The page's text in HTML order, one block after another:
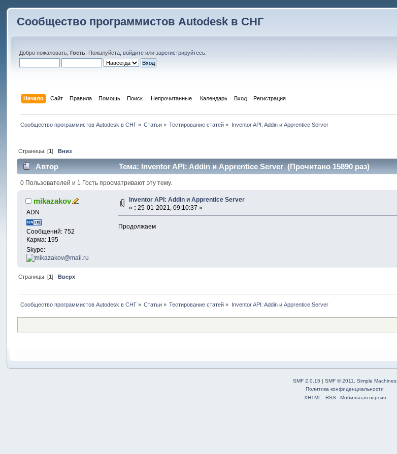
Сообщество программистов Autodesk в СНГ
Добро пожаловать,Гость . Пожалуйста,войдите илизарегистрируйтесь
Начало Сайт Правила Помощь Поиск Непрочитанные Календарь Вход Регистрация
Сообщество программистов Autodesk в СНГ» Статьи » Тестирование статей » Inventor API: Addin и Apprentice Server
Страницы: [1] Вниз
Автор Тема: Inventor API: Addin и Apprentice Server (Прочитано 15890 раз)
0 Пользователей и 1 Гость просматривают эту тему.
mikazakov
ADN
Сообщений: 752
Карма: 195
Skype:
Inventor API: Addin и Apprentice Server
« : 25-01-2021, 09:10:37 »
Продолжаем
Страницы: [1] Вверх
Сообщество программистов Autodesk в СНГ» Статьи » Тестирование статей » Inventor API: Addin и Apprentice Server
SMF 2.0.15 |SMF © 2011 ,Simple Machines
Политика конфиденциальности
XHTML
RSS Мобильная версия